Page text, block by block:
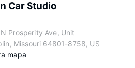
Car Studio
Prosperity Ave, Unit
Missouri 64801-8758, US
mapa